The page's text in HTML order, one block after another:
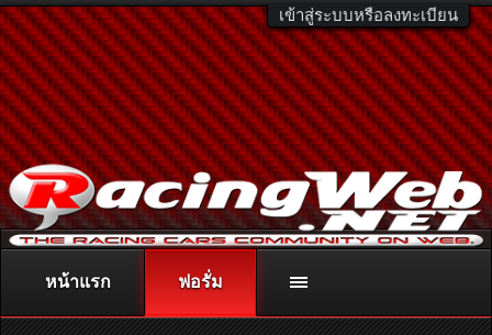
เข้าสู่ระบบหรือลงทะเบียน
ติดต่อลงโฆษณา racingweb@gmail.comหรือโทร. 081-811-1138
หรืออ่านรายละเอียดเพิ่มเติม คลิกที่นี่
หน้าแรก ฟอรั่ม